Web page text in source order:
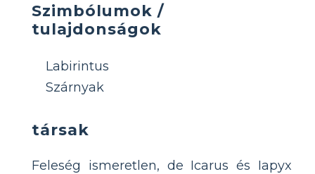
Szimbólumok /
tulajdonságok
Labirintus
Szárnyak
társak
Feleség ismeretlen, de Icarus és Iapyx